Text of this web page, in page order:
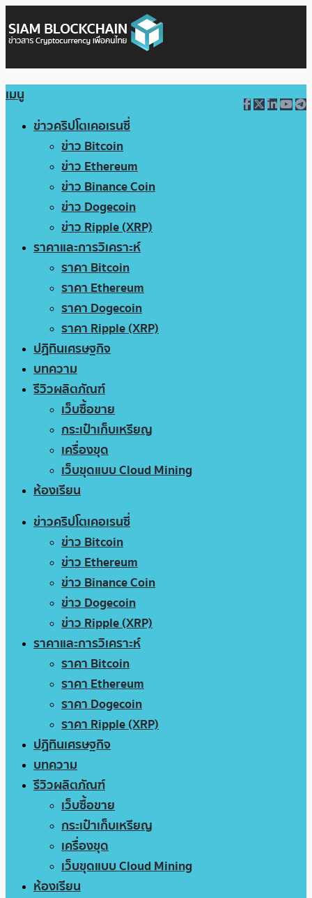
เมนู
ข่าวคริปโตเคอเรนซี่
ข่าว Bitcoin
ข่าว Ethereum
ข่าว Binance Coin
ข่าว Dogecoin
ข่าว Ripple (XRP)
ราคาและการวิเคราะห์
ราคา Bitcoin
ราคา Ethereum
ราคา Dogecoin
ราคา Ripple (XRP)
ปฏิทินเศรษฐกิจ
บทความ
รีวิวผลิตภัณฑ์
เว็บซื้อขาย
กระเป๋าเก็บเหรียญ
เครื่องขุด
เว็บขุดแบบ Cloud Mining
ห้องเรียน
ข่าวคริปโตเคอเรนซี่
ข่าว Bitcoin
ข่าว Ethereum
ข่าว Binance Coin
ข่าว Dogecoin
ข่าว Ripple (XRP)
ราคาและการวิเคราะห์
ราคา Bitcoin
ราคา Ethereum
ราคา Dogecoin
ราคา Ripple (XRP)
ปฏิทินเศรษฐกิจ
บทความ
รีวิวผลิตภัณฑ์
เว็บซื้อขาย
กระเป๋าเก็บเหรียญ
เครื่องขุด
เว็บขุดแบบ Cloud Mining
ห้องเรียน